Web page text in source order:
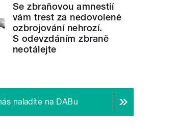
Se zbraňovou amnestií
vám trest za nedovolené
ozbrojování nehrozí.
S odevzdáním zbraně
neotálejte
naladíte na DABu